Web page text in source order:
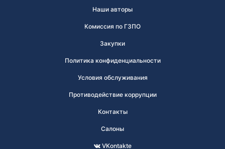
Наши авторы
Комиссия по ГЗПО
Закупки
Политика конфиденциальности
Условия обслуживания
Противодействие коррупции
Контакты
Салоны
VKontakte